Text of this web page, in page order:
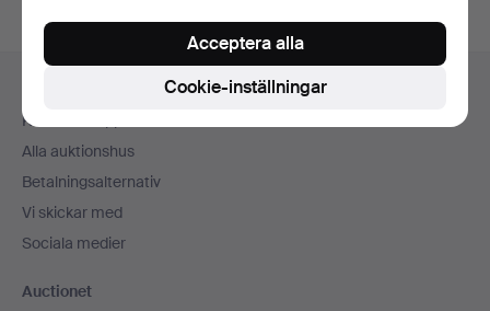
Sidfotsnavigation
Kontakta support
Alla auktionshus
Betalningsalternativ
Vi skickar med
Sociala medier
Auctionet
Cookie-inställningar
Acceptera alla